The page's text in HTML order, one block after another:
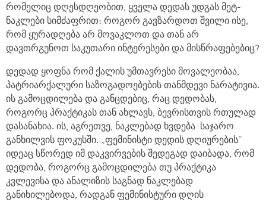
რომელიც დღესდღეობით, ყველა დედას უდგას მეტ-
ნაკლები სიმძაფრით: როგორ გავზარდოთ შვილი ისე,
რომ ყურადღება არ მოვაკლოთ და თან არ
დავთრგუნოთ საკუთარი ინტერესები და მისწრაფებებიც?
დედად ყოფნა რომ ქალის უმთავრესი მოვალეობაა,
პატრიარქალური საზოგადოებების თანმდევი ნარატივია.
ის გამოცდილება და განცდებიც, რაც დედობას,
როგორც პრაქტიკას თან ახლავს, ბევრისთვის რთულად
დასანახია. ის, აგრეთვე, ნაკლებად ხვდება საჯარო
განხილვის ფოკუსში. „ფემინისტი დედის დღიურების”
იდეაც სწორედ იმ დაკვირვების შედეგად დაიბადა, რომ
დედობა, როგორც გამოცდილება თუ პრაქტიკა
კვლევისა და ანალიზის საგნად ნაკლებად
განიხილებოდა, რადგან ფემინისტური დღის